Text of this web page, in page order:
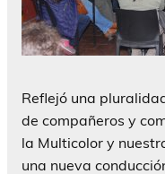
Reflejó una
de compañeros y
la Multicolor y
una nueva